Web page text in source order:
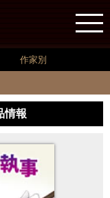
作家別
情報